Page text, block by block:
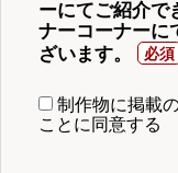
ーにてご紹介で
ナーコーナーに
ざいます。
制作物に掲載
ことに同意する